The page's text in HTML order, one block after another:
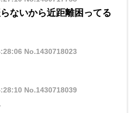
ないから近距離困ってる
No.1430718023
No.1430718039